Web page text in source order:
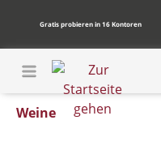
Gratis probieren in 16 Kontoren
Weine